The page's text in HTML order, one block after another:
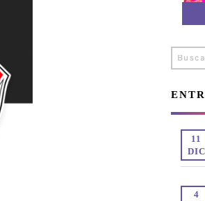
por:
11
DIC
4